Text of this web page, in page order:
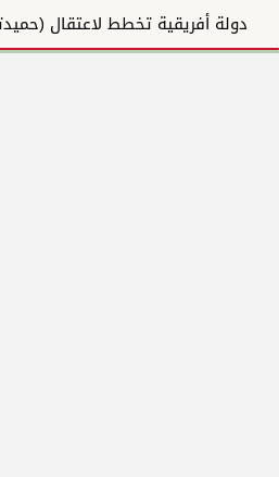
دولة أفريقية تخطط لاعتقال (حميدتي)